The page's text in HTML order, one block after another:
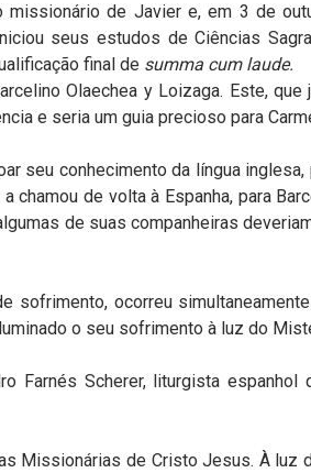
de Javier e, em 3 de
seus estudos de Ciências
final de summa cum laude.
Olaechea y Loizaga. Este,
e seria um guia precioso para
seu conhecimento da língua
chamou de volta à Espanha, para
de suas companheiras
sofrimento, ocorreu
o seu sofrimento à luz do
Farnés Scherer, liturgista
Missionárias de Cristo Jesus. À